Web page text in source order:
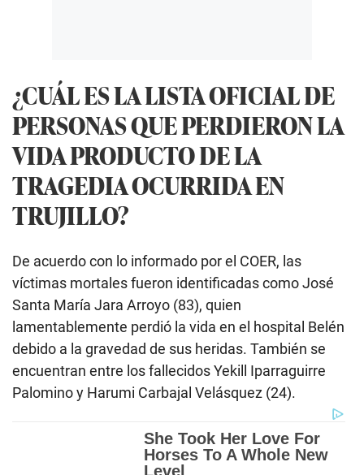
¿CUÁL ES LA LISTA OFICIAL DE
PERSONAS QUE PERDIERON LA
VIDA PRODUCTO DE LA
TRAGEDIA OCURRIDA EN
TRUJILLO?
De acuerdo con lo informado por el COER, las
víctimas mortales fueron identificadas como José
Santa María Jara Arroyo (83), quien
lamentablemente perdió la vida en el hospital Belén
debido a la gravedad de sus heridas. También se
encuentran entre los fallecidos Yekill Iparraguirre
Palomino y Harumi Carbajal Velásquez (24).